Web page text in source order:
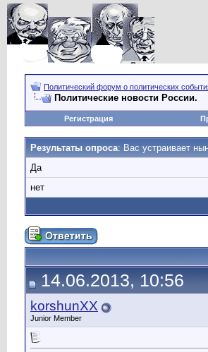
Политический форум о политических
Политические новости России.
Регистрация
Результаты опроса: Вас устраивает
Да
нет
14.06.2013, 10:56
korshunXX
Junior Member